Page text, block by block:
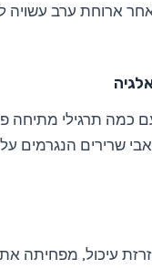
ארוחת ערב
כמה תרגילי מתיחה
שרירים הנגרמים על
עיכול, מפחיתה